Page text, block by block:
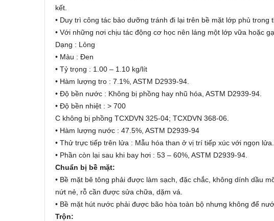
kết.
• Duy trì công tác bảo dưỡng tránh đi lại trên bề mặt lớp phủ trong
• Với những nơi chịu tác động cơ học nên láng một lớp vữa hoặc
Dạng : Lỏng
• Màu : Đen
• Tỷ trọng : 1.00 – 1.10 kg/lít
• Hàm lượng tro : 7.1%, ASTM D2939-94.
• Độ bền nước : Không bị phồng hay nhũ hóa, ASTM D2939-94.
• Độ bền nhiệt : > 700
C không bị phồng TCXDVN 325-04; TCXDVN 368-06.
• Hàm lượng nước : 47.5%, ASTM D2939-94
• Thử trực tiếp trên lửa : Mẫu hóa than ở vị trí tiếp xúc với ngọn lửa.
• Phần còn lại sau khi bay hơi : 53 – 60%, ASTM D2939-94.
Chuẩn bị bề mặt:
• Bề mặt bê tông phải được làm sạch, đặc chắc, không dính dầu
nứt nẻ, rỗ cần được sửa chữa, dặm vá.
• Bề mặt hút nước phải được bão hòa toàn bộ nhưng không để
Trộn: